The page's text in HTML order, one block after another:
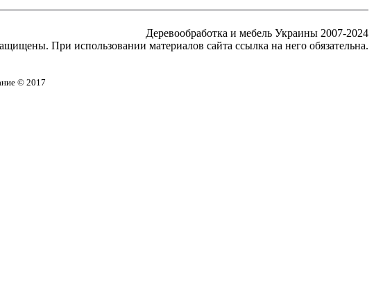
Деревообработка и мебель Украины 2007-2024
При использовании материалов сайта ссылка на него обязательна.
© 2017